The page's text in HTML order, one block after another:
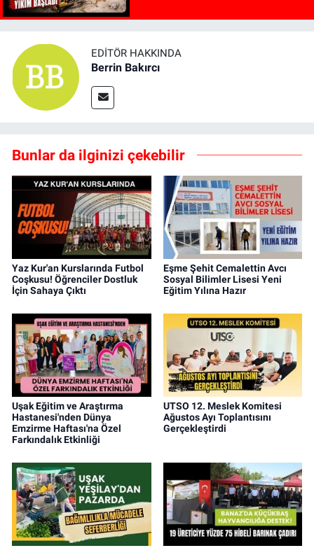
EDITÖR HAKKINDA
Berrin Bakırcı
Bunlar da ilginizi çekebilir
Yaz Kur'an Kurslarında Futbol
Coşkusu! Öğrenciler Dostluk
İçin Sahaya Çıktı
Eşme Şehit Cemalettin Avcı
Sosyal Bilimler Lisesi Yeni
Eğitim Yılına Hazır
Uşak Eğitim ve Araştırma
Hastanesi'nden Dünya
Emzirme Haftası'na Özel
Farkındalık Etkinliği
UTSO 12. Meslek Komitesi
Ağustos Ayı Toplantısını
Gerçekleştirdi